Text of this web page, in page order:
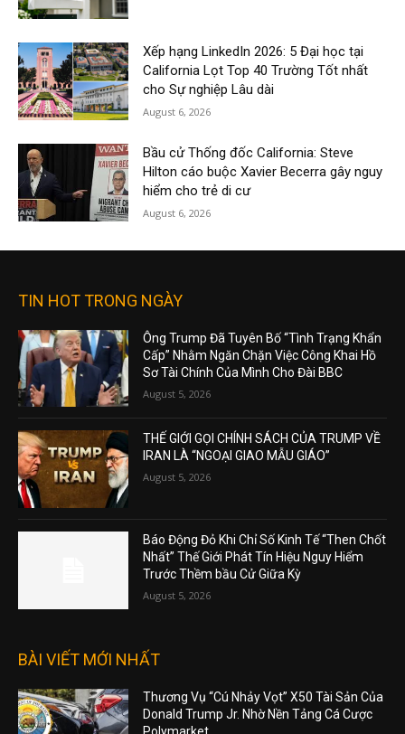
Xếp hạng LinkedIn 2026: 5 Đại học tại
California Lọt Top 40 Trường Tốt nhất
cho Sự nghiệp Lâu dài
August 6, 2026
Bầu cử Thống đốc California: Steve
Hilton cáo buộc Xavier Becerra gây nguy
hiểm cho trẻ di cư
August 6, 2026
TIN HOT TRONG NGÀY
Ông Trump Đã Tuyên Bố “Tình Trạng Khẩn
Cấp” Nhằm Ngăn Chặn Việc Công Khai Hồ
Sơ Tài Chính Của Mình Cho Đài BBC
August 5, 2026
THẾ GIỚI GỌI CHÍNH SÁCH CỦA TRUMP VỀ
IRAN LÀ “NGOẠI GIAO MẪU GIÁO”
August 5, 2026
Báo Động Đỏ Khi Chỉ Số Kinh Tế “Then Chốt
Nhất” Thế Giới Phát Tín Hiệu Nguy Hiểm
Trước Thềm bầu Cử Giữa Kỳ
August 5, 2026
BÀI VIẾT MỚI NHẤT
Thương Vụ “Cú Nhảy Vọt” X50 Tài Sản Của
Donald Trump Jr. Nhờ Nền Tảng Cá Cược
Polymarket